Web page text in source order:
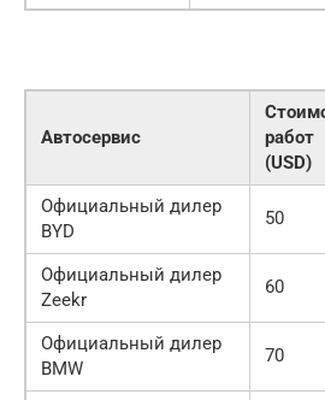
Автосервис
работ
(USD)
Официальный дилер
BYD
50
Официальный дилер
Zeekr
60
Официальный дилер
BMW
70